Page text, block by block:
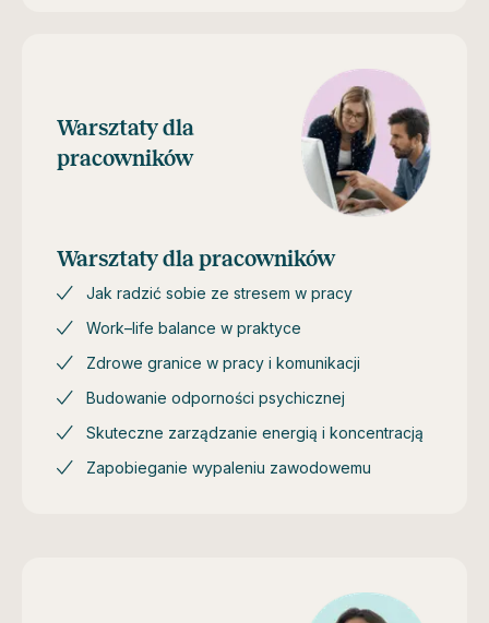
Warsztaty dla
pracowników
Warsztaty dla pracowników
Jak radzić sobie ze stresem w pracy
Work–life balance w praktyce
Zdrowe granice w pracy i komunikacji
Budowanie odporności psychicznej
Skuteczne zarządzanie energią i koncentracją
Zapobieganie wypaleniu zawodowemu